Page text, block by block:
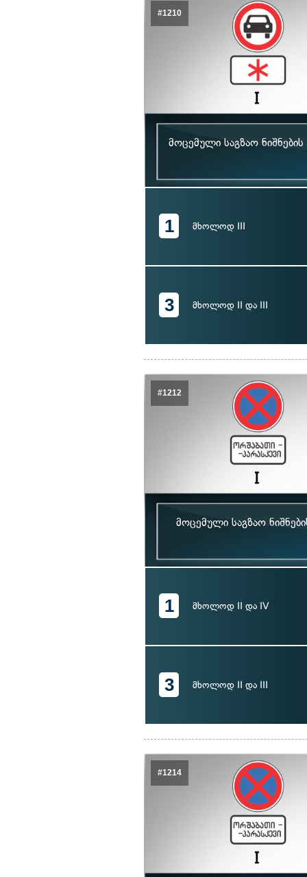
#1210
მოცემული საგზაო
1 მხოლოდ III
3 მხოლოდ II და III
#1212
მოცემული საგზაო
1 მხოლოდ II და IV
3 მხოლოდ II და III
#1214